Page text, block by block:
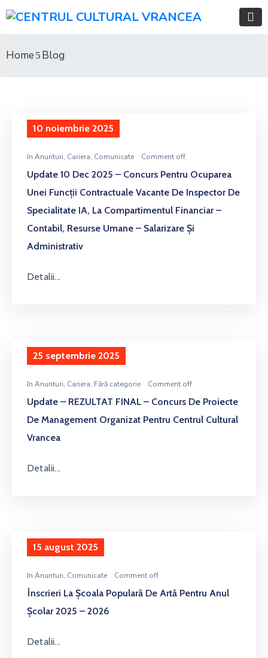
Home Blog
10 noiembrie 2025
In Anunturi‚ Cariera‚ Comunicate Comment off
Update 10 Dec 2025 – Concurs Pentru Ocuparea
Unei Funcții Contractuale Vacante De Inspector De
Specialitate IA, La Compartimentul Financiar –
Contabil, Resurse Umane – Salarizare Și
Administrativ
Detalii...
25 septembrie 2025
In Anunturi‚ Cariera‚ Fără categorie Comment off
Update – REZULTAT FINAL – Concurs De Proiecte
De Management Organizat Pentru Centrul Cultural
Vrancea
Detalii...
15 august 2025
In Anunturi‚ Comunicate Comment off
Înscrieri La Școala Populară De Artă Pentru Anul
Școlar 2025 – 2026
Detalii...